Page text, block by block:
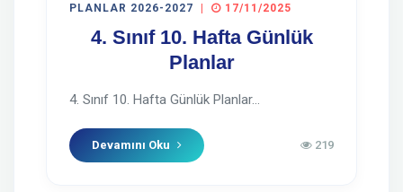
PLANLAR 2026-2027
17/11/2025
4. Sınıf 10. Hafta Günlük
Planlar
4. Sınıf 10. Hafta Günlük Planlar...
Devamını Oku 219